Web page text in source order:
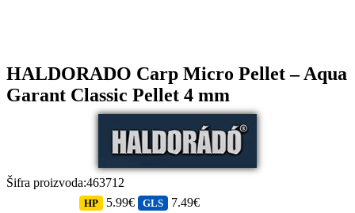
HALDORADO Carp Micro Pellet – Aqua
Garant Classic Pellet 4 mm
Šifra proizvoda:463712
HP 5.99€ GLS 7.49€